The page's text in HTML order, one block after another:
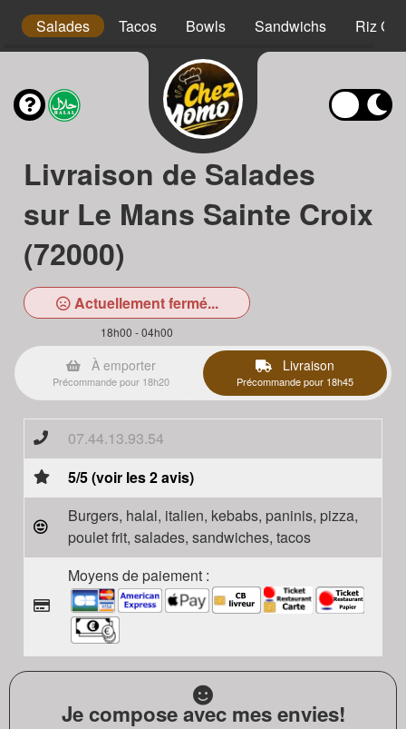
Salades Tacos Bowls Sandwichs Riz
Livraison de Salades
sur Le Mans Sainte Croix
(72000)
Actuellement fermé...
18h00 - 04h00
À emporter
Précommande pour 18h20
Livraison
Précommande pour 18h45
07.44.13.93.54
5/5 (voir les 2 avis)
Burgers, halal, italien, kebabs, paninis, pizza,
poulet frit, salades, sandwiches, tacos
Moyens de paiement :
Je compose avec mes envies!